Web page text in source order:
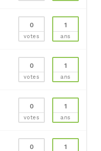
0
votes
1
ans
0
votes
1
ans
0
votes
1
ans
0 1